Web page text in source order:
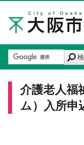
介護老人福
ム）入所申